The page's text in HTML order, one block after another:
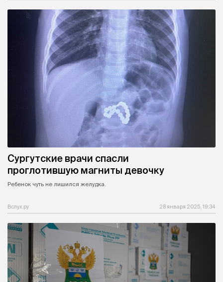
Сургутские врачи спасли
проглотившую магниты девочку
Ребенок чуть не лишился желудка.
Вслух.ру 28 января 2025, 19:34